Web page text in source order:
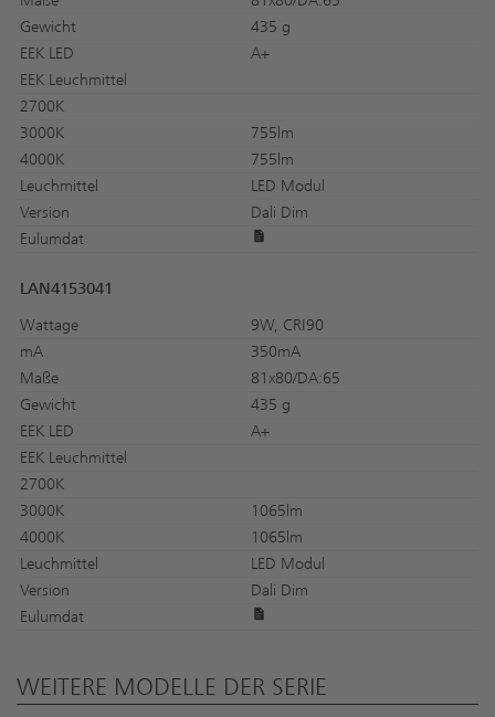
Gewicht
435 g
EEK LED
A+
EEK Leuchmittel
2700K
3000K
755lm
4000K
755lm
Leuchmittel
LED Modul
Version
Dali Dim
Eulumdat
LAN4153041
Wattage
9W, CRI90
mA
350mA
Maße
81x80/DA:65
Gewicht
435 g
EEK LED
A+
EEK Leuchmittel
2700K
3000K
1065lm
4000K
1065lm
Leuchmittel
LED Modul
Version
Dali Dim
Eulumdat
WEITERE MODELLE DER SERIE